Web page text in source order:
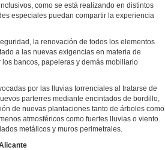
como se está realizando en distintos
especiales puedan compartir la experiencia
la renovación de todos los elementos
a las nuevas exigencias en materia de
bancos, papeleras y demás mobiliario
por las lluvias torrenciales al tratarse de
parterres mediante encintados de bordillo,
de nuevas plantaciones tanto de árboles como
atmosféricos como fuertes lluvias o viento.
metálicos y muros perimetrales.